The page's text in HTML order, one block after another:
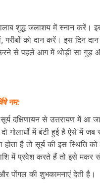
शुद्ध जलाशय में स्नान करें।
गरीबों को दान करें। इस दिन
से पहले आग में थोड़ी सा गुड़
नम:
दक्षिणायन से उत्तरायण में आ
गोलार्धों में बंटी हुई है ऐसे में जब
होता है तो सूर्य की इस स्थिति
में प्रवेश करते हैं तो इसे मकर
पोंगल की शुभकामनाएं देती है।